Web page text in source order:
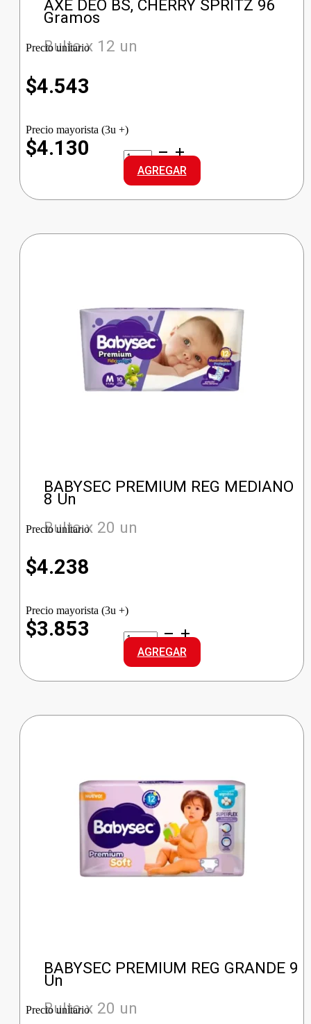
AXE DEO BS, CHERRY SPRITZ 96
Gramos
Bulto x 12 un
Precio unitario
$4.543
Precio mayorista (3u +)
$4.130
AXE
DEO
BS,
CHERRY
SPRITZ
AGREGAR
BABYSEC PREMIUM REG MEDIANO
8 Un
Bulto x 20 un
Precio unitario
$4.238
Precio mayorista (3u +)
$3.853
BABYSEC
PREMIUM
REG
MEDIANO
cantidad
AGREGAR
BABYSEC PREMIUM REG GRANDE 9
Un
Bulto x 20 un
Precio unitario